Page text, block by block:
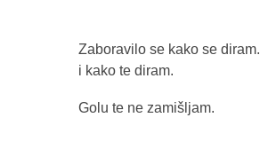
Zaboravilo se kako se diram.
i kako te diram.
Golu te ne zamišljam.